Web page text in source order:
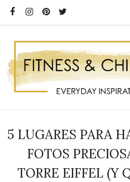
5 LUGARES PARA
FOTOS
TORRE EIFFEL (Y